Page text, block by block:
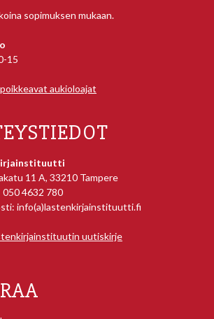
sopimuksen mukaan.
15
aukioloajat
11 A, 33210 Tampere
4632 780
info(a)lastenkirjainstituutti.fi
uutiskirje